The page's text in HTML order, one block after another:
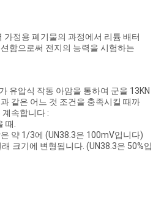
가정용 폐기물의 과정에서 리튬 배터
함으로써 전지의 능력을 시험하는
유압식 작동 아암을 통하여 군을 13KN
같은 어느 것 조건을 충족시킬 때까
속합니다 :
때.
약 1/3에 (UN38.3은 100mV입니다)
크기에 변형됩니다. (UN38.3은 50%입